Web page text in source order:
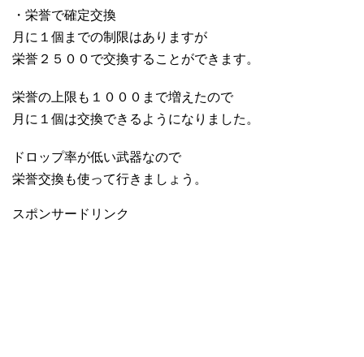
・栄誉で確定交換
月に１個までの制限はありますが
栄誉２５００で交換することができます。
栄誉の上限も１０００まで増えたので
月に１個は交換できるようになりました。
ドロップ率が低い武器なので
栄誉交換も使って行きましょう。
スポンサードリンク